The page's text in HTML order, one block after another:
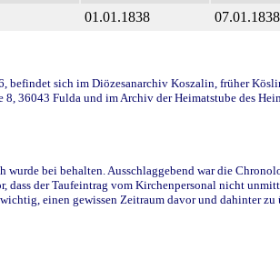
01.01.1838 07.01.1838
befindet sich im Diözesanarchiv Koszalin, früher
8, 36043 Fulda und im Archiv der Heimatstube des
bei behalten. Ausschlaggebend war die
dass der Taufeintrag vom Kirchenpersonal nicht
einen gewissen Zeitraum davor und dahinter